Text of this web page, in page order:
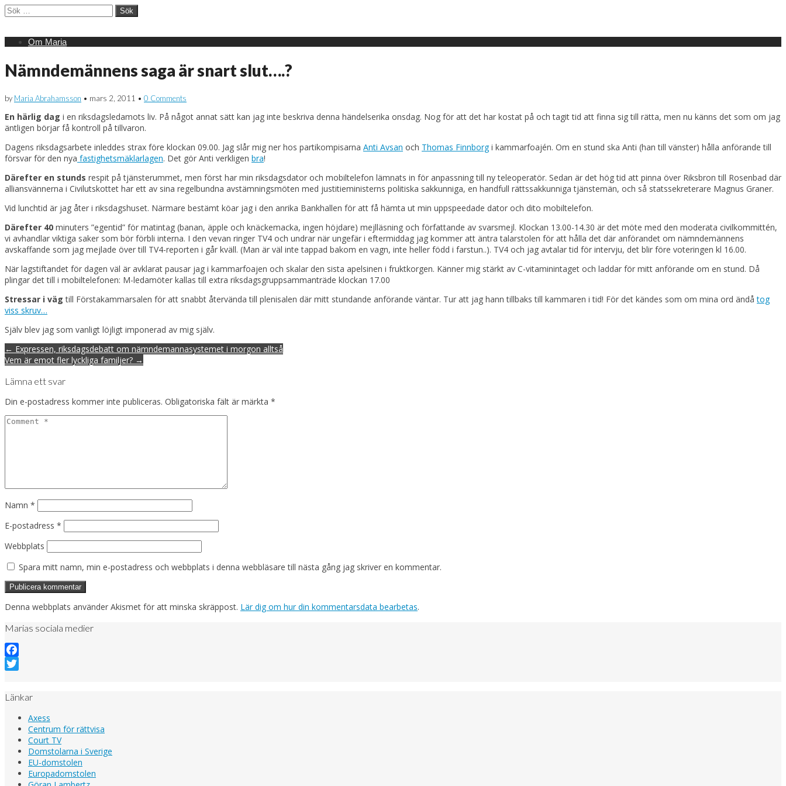
Sök
efter:
Main
Skip
Om Maria
Nämndemännens saga är snart slut….?
by Maria Abrahamsson • mars 2, 2011 • 0 Comments
En härlig dag i en riksdagsledamots liv. På något annat sätt kan jag inte beskriva denna händelserika onsdag. Nog för att det har kostat på och tagit tid att finna sig till rätta, men nu känns det som om jag
äntligen börjar få kontroll på tillvaron.
Dagens riksdagsarbete inleddes strax före klockan 09.00. Jag slår mig ner hos partikompisarna Anti Avsan och Thomas Finnborgi kammarfoajén. Om en stund ska Anti (han till vänster) hålla anförande till
försvar för den nya fastighetsmäklarlagen. Det gör Anti verkligen bra!
Därefter en stunds respit på tjänsterummet, men först har min riksdagsdator och mobiltelefon lämnats in för anpassning till ny teleoperatör. Sedan är det hög tid att pinna över Riksbron till Rosenbad där
alliansvännerna i Civilutskottet har ett av sina regelbundna avstämningsmöten med justitieministerns politiska sakkunniga, en handfull rättssakkunniga tjänstemän, och så statssekreterare Magnus Graner.
Vid lunchtid är jag åter i riksdagshuset. Närmare bestämt köar jag i den anrika Bankhallen för att få hämta ut min uppspeedade dator och dito mobiltelefon.
Därefter 40 minuters ”egentid” för matintag (banan, äpple och knäckemacka, ingen höjdare) mejlläsning och författande av svarsmejl. Klockan 13.00-14.30 är det möte med den moderata civilkommittén,
vi avhandlar viktiga saker som bör förbli interna. I den vevan ringer TV4 och undrar när ungefär i eftermiddag jag kommer att äntra talarstolen för att hålla det där anförandet om nämndemännens
avskaffande som jag mejlade över till TV4-reporten i går kväll. (Man är väl inte tappad bakom en vagn, inte heller född i farstun..). TV4 och jag avtalar tid för intervju, det blir före voteringen kl 16.00.
När lagstiftandet för dagen väl är avklarat pausar jag i kammarfoajen och skalar den sista apelsinen i fruktkorgen. Känner mig stärkt av C-vitaminintaget och laddar för mitt anförande om en stund. Då
plingar det till i mobiltelefonen: M-ledamöter kallas till extra riksdagsgruppsammanträde klockan 17.00
Stressar i väg till Förstakammarsalen för att snabbt återvända till plenisalen där mitt stundande anförande väntar. Tur att jag hann tillbaks till kammaren i tid! För det kändes som om mina ord ändåtog
viss skruv…
Själv blev jag som vanligt löjligt imponerad av mig själv.
Post
navigation
← Expressen, riksdagsdebatt om nämndemannasystemet i morgon alltså
Vem är emot fler lyckliga familjer? →
Lämna ett svar
Din e-postadress kommer inte publiceras. Obligatoriska fält är märkta *
Namn *
E-postadress *
Webbplats
Spara mitt namn, min e-postadress och webbplats i denna webbläsare till nästa gång jag skriver en kommentar.
Denna webbplats använder Akismet för att minska skräppost. Lär dig om hur din kommentarsdata bearbetas.
Marias sociala medier
Facebook
Länkar
Axess
Centrum för rättvisa
Court TV
Domstolarna i Sverige
EU-domstolen
Europadomstolen